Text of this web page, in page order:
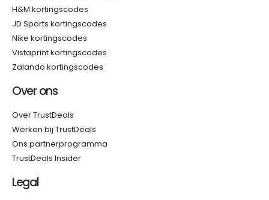
H&M kortingscodes
JD Sports kortingscodes
Nike kortingscodes
Vistaprint kortingscodes
Zalando kortingscodes
Over ons
Over TrustDeals
Werken bij TrustDeals
Ons partnerprogramma
TrustDeals Insider
Legal